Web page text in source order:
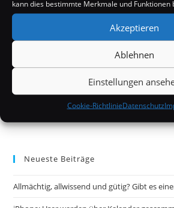
kann dies bestimmte Merkmale und Funktionen
Akzeptieren
Ablehnen
Einstellungen
Cookie-RichtlinieDatenschutz
Neueste Beiträge
Allmächtig, allwissend und gütig? Gibt es